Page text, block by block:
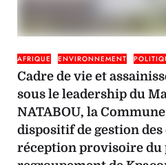
AFRIQUE ENVIRONNEMENT
Cadre de vie et
sous le leadership du
NATABOU, la
dispositif de gestion des
réception provisoire du